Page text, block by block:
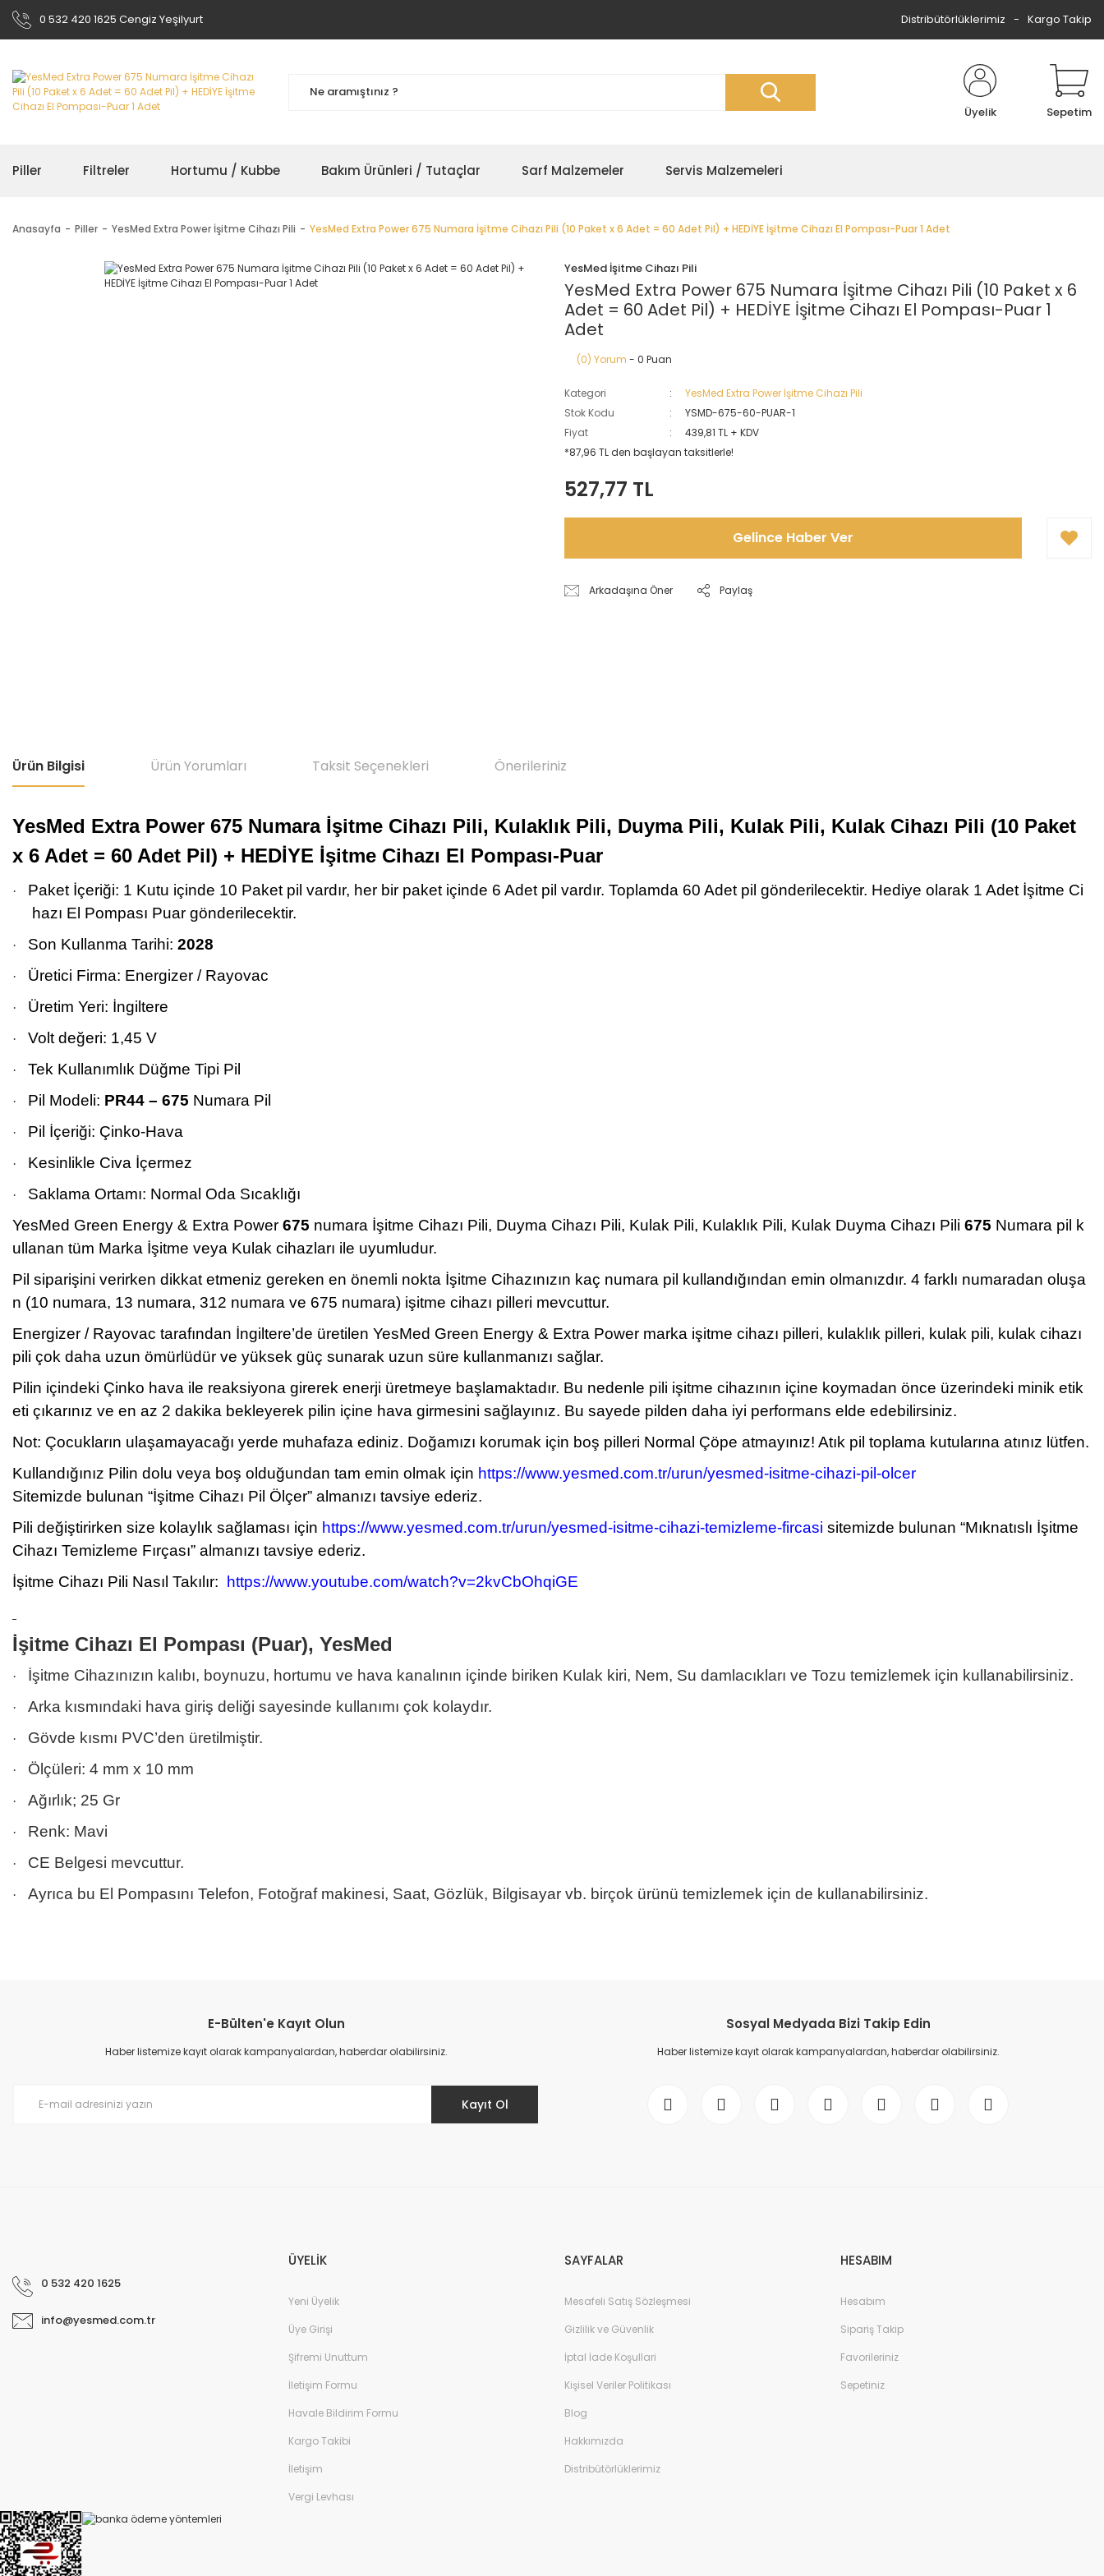
0 532 420 1625 Cengiz Yeşilyurt Distribütörlüklerimiz Kargo Takip
Üyelik Sepetim
Piller Filtreler Hortumu / Kubbe Bakım Ürünleri / Tutaçlar Sarf Malzemeler Servis Malzemeleri
Anasayfa Piller YesMed Extra Power İşitme Cihazı Pili YesMed Extra Power 675 Numara İşitme Cihazı Pili (10 Paket x 6 Adet = 60 Adet Pil) + HEDİYE İşitme Cihazı El Pompası-Puar 1 Adet
YesMed İşitme Cihazı Pili
YesMed Extra Power 675 Numara İşitme Cihazı Pili (10 Paket x 6
Adet = 60 Adet Pil) + HEDİYE İşitme Cihazı El Pompası-Puar 1
Adet
(0) Yorum - 0 Puan
Kategori
YesMed Extra Power İşitme Cihazı Pili
Stok Kodu
YSMD-675-60-PUAR-1
Fiyat
439,81 TL + KDV
*87,96 TL den başlayan taksitlerle!
527,77 TL
Gelince Haber Ver
Arkadaşına Öner Paylaş
Ürün Bilgisi Ürün Yorumları Taksit Seçenekleri Önerileriniz
YesMed Extra Power 675 Numara İşitme Cihazı Pili, Kulaklık Pili, Duyma Pili, Kulak Pili, Kulak Cihazı Pili (10 Paket
x 6 Adet = 60 Adet Pil) + HEDİYE İşitme Cihazı El Pompası-Puar
· Paket İçeriği: 1 Kutu içinde 10 Paket pil vardır, her bir paket içinde 6 Adet pil vardır. Toplamda 60 Adet pil gönderilecektir. Hediye olarak 1 Adet İşitme Ci
hazı El Pompası Puar gönderilecektir.
· Son Kullanma Tarihi: 2028
· Üretici Firma: Energizer / Rayovac
· Üretim Yeri: İngiltere
· Volt değeri: 1,45 V
· Tek Kullanımlık Düğme Tipi Pil
· Pil Modeli: PR44 – 675 Numara Pil
· Pil İçeriği: Çinko-Hava
· Kesinlikle Civa İçermez
·
Saklama Ortamı: Normal Oda Sıcaklığı
YesMed Green Energy & Extra Power 675 numara İşitme Cihazı Pili, Duyma Cihazı Pili, Kulak Pili, Kulaklık Pili, Kulak Duyma Cihazı Pili 675 Numara pil k
ullanan tüm Marka İşitme veya Kulak cihazları ile uyumludur.
Pil siparişini verirken dikkat etmeniz gereken en önemli nokta İşitme Cihazınızın kaç numara pil kullandığından emin olmanızdır. 4 farklı numaradan oluşa
n (10 numara, 13 numara, 312 numara ve 675 numara) işitme cihazı pilleri mevcuttur.
Energizer / Rayovac tarafından İngiltere’de üretilen YesMed Green Energy & Extra Power marka işitme cihazı pilleri, kulaklık pilleri, kulak pili, kulak cihazı
pili çok daha uzun ömürlüdür ve yüksek güç sunarak uzun süre kullanmanızı sağlar.
Pilin içindeki Çinko hava ile reaksiyona girerek enerji üretmeye başlamaktadır. Bu nedenle pili işitme cihazının içine koymadan önce üzerindeki minik etik
eti çıkarınız ve en az 2 dakika bekleyerek pilin içine hava girmesini sağlayınız. Bu sayede pilden daha iyi performans elde edebilirsiniz.
Not: Çocukların ulaşamayacağı yerde muhafaza ediniz. Doğamızı korumak için boş pilleri Normal Çöpe atmayınız! Atık pil toplama kutularına atınız lütfen.
Kullandığınız Pilin dolu veya boş olduğundan tam emin olmak için https://www.yesmed.com.tr/urun/yesmed-isitme-cihazi-pil-olcer
Sitemizde bulunan “İşitme Cihazı Pil Ölçer” almanızı tavsiye ederiz.
Pili değiştirirken size kolaylık sağlaması için https://www.yesmed.com.tr/urun/yesmed-isitme-cihazi-temizleme-fircasi sitemizde bulunan “Mıknatıslı İşitme
Cihazı Temizleme Fırçası” almanızı tavsiye ederiz.
İşitme Cihazı Pili Nasıl Takılır:
https://www.youtube.com/watch?v=2kvCbOhqiGE
İşitme Cihazı El Pompası (Puar), YesMed
· İşitme Cihazınızın kalıbı, boynuzu, hortumu ve hava kanalının içinde biriken Kulak kiri, Nem, Su damlacıkları ve Tozu temizlemek için kullanabilirsiniz.
· Arka kısmındaki hava giriş deliği sayesinde kullanımı çok kolaydır.
· Gövde kısmı PVC’den üretilmiştir.
· Ölçüleri: 4 mm x 10 mm
· Ağırlık; 25 Gr
· Renk: Mavi
· CE Belgesi mevcuttur.
· Ayrıca bu El Pompasını Telefon, Fotoğraf makinesi, Saat, Gözlük, Bilgisayar vb. birçok ürünü temizlemek için de kullanabilirsiniz.
Ürün resmi kalitesiz, bozuk veya görüntülenemiyor.
Ürün açıklamasında eksik bilgiler bulunuyor.
E-Bülten'e Kayıt Olun
Haber listemize kayıt olarak kampanyalardan, haberdar olabilirsiniz.
Kayıt Ol
Sosyal Medyada Bizi Takip Edin
Haber listemize kayıt olarak kampanyalardan, haberdar olabilirsiniz.
0 532 420 1625
info@yesmed.com.tr
ÜYELİK
Yeni Üyelik
Üye Girişi
Şifremi Unuttum
İletişim Formu
Havale Bildirim Formu
Kargo Takibi
İletişim
Vergi Levhası
SAYFALAR
Mesafeli Satış Sözleşmesi
Gizlilik ve Güvenlik
İptal İade Koşullari
Kişisel Veriler Politikası
Blog
Hakkımızda
Distribütörlüklerimiz
HESABIM
Hesabım
Sipariş Takip
Favorileriniz
Sepetiniz